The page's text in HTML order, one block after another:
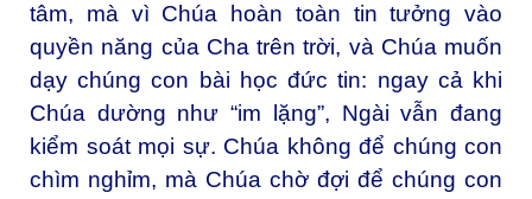
tâm, mà vì Chúa hoàn toàn tin tưởng vào
quyền năng của Cha trên trời, và Chúa muốn
dạy chúng con bài học đức tin: ngay cả khi
Chúa dường như “im lặng”, Ngài vẫn đang
kiểm soát mọi sự. Chúa không để chúng con
chìm nghỉm, mà Chúa chờ đợi để chúng con